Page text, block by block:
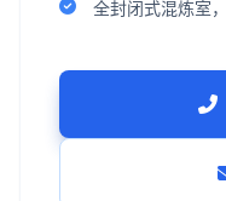
全封闭式混炼室